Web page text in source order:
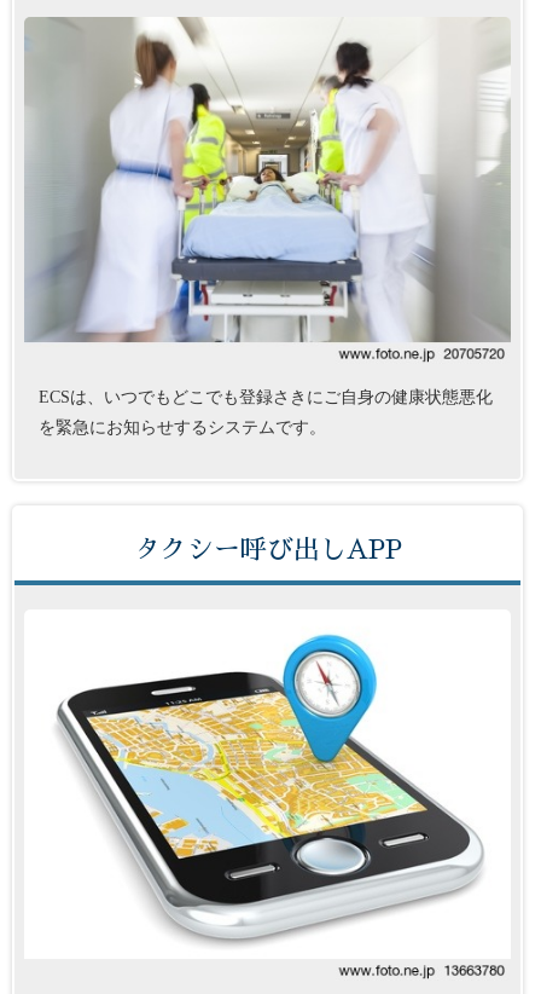
ECSは、いつでもどこでも登録さきにご自身の健康状態悪化
を緊急にお知らせするシステムです。
タクシー呼び出しAPP